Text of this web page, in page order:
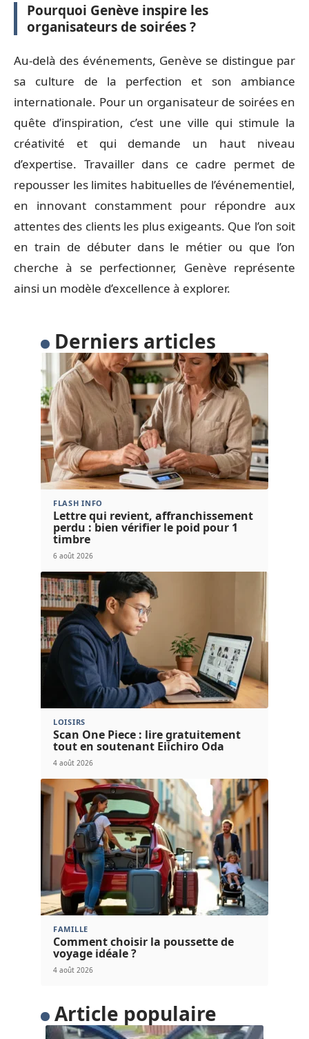
Pourquoi Genève inspire les
organisateurs de soirées ?
Au-delà des événements, Genève se distingue par
sa culture de la perfection et son ambiance
internationale. Pour un organisateur de soirées en
quête d’inspiration, c’est une ville qui stimule la
créativité et qui demande un haut niveau
d’expertise. Travailler dans ce cadre permet de
repousser les limites habituelles de l’événementiel,
en innovant constamment pour répondre aux
attentes des clients les plus exigeants. Que l’on soit
en train de débuter dans le métier ou que l’on
cherche à se perfectionner, Genève représente
ainsi un modèle d’excellence à explorer.
Derniers articles
FLASH INFO
Lettre qui revient, affranchissement
perdu : bien vérifier le poid pour 1
timbre
6 août 2026
LOISIRS
Scan One Piece : lire gratuitement
tout en soutenant Eiichiro Oda
4 août 2026
FAMILLE
Comment choisir la poussette de
voyage idéale ?
4 août 2026
Article populaire